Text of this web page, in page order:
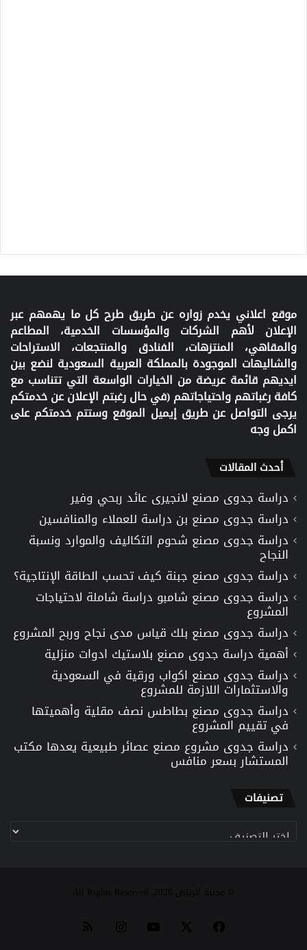
موقع اعلاني يخدم زواره عن طريق طرح كل ما يهمهم عبر
الإعلان لأهم الشركات والمؤسسات الخدمية، المطاعم
والمقاهي، المنتزهات، الفنادق والمنتجعات، الاستراحات
والشاليهات الموجودة بالمملكة العربية السعودية لنضع بين
ايديهم قائمة عريضة من الخيارات الواسعة التي تتناسب مع
كافة رغباتهم واحتياجاتهم (في حال رغبتم الإعلان عن خدمتكم
يرجى التواصل عن طريق إيميل الموقع وستتم خدمتكم على
اكمل وجه
أحدث المقالات
دراسة جدوى مصنع لانجيرى عائد ربحي وفير
دراسة جدوى مصنع بن دراسة للعملاء والمنافسين
دراسة جدوى مصنع شحوم التكاليف والموارد ونسبة
النجاح
دراسة جدوى مصنع جبنة كيف تحسب الطاقة الإنتاجية؟
دراسة جدوى مصنع شامبو دراسة شاملة لاحتياجات
المشروع
دراسة جدوى مصنع بلك قياس مدى نجاح وربح المشروع
أهمية دراسة جدوى مصنع بلاستيك ادوات منزلية
دراسة جدوى مصنع اكواب ورقية في السعودية
والاستثمارات اللازمة للمشروع
دراسة جدوى مصنع بطاطس نصف مقلية وأهميتها
في تقييم المشروع
دراسة جدوى مشروع مصنع عصائر طبيعية يعدها مكتب
المستشار بسعر منافس
تصنيفات
تصنيفات
© مدينة الرياض 2026, All Rights Reserved
فيسبوك ‫YouTube انستقرام